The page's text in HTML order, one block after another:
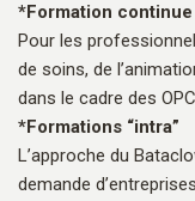
*Formation
Pour les
de soins, de
dans le cadre des
*Formations “intra”
L’approche du
demande